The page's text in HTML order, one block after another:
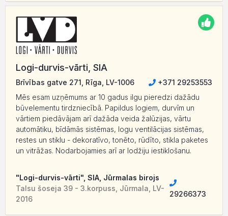
Logi-durvis-vārti, SIA
Brīvības gatve 271, Rīga, LV-1006
+371 29253553
Mēs esam uzņēmums ar 10 gadus ilgu pieredzi dažādu
būvelementu tirdzniecībā. Papildus logiem, durvīm un
vārtiem piedāvājam arī dažāda veida žalūzijas, vārtu
automātiku, bīdāmās sistēmas, logu ventilācijas sistēmas,
restes un stiklu - dekoratīvo, tonēto, rūdīto, stikla paketes
un vitrāžas. Nodarbojamies arī ar lodžiju iestiklošanu.
"Logi-durvis-vārti", SIA, Jūrmalas birojs
Talsu šoseja 39 - 3.korpuss, Jūrmala, LV-
2016
29266373